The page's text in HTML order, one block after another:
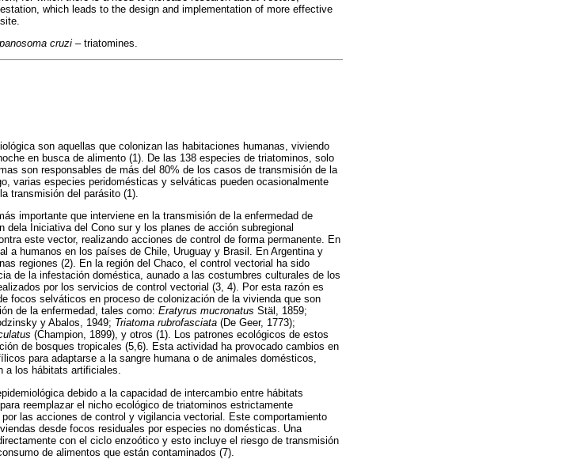
which leads to the design and implementation of more effective
cruzi – triatomines.
son aquellas que colonizan las habitaciones humanas, viviendo
en busca de alimento (1). De las 138 especies de triatominos, solo
son responsables de más del 80% de los casos de transmisión de la
varias especies peridomésticas y selváticas pueden ocasionalmente
transmisión del parásito (1).
importante que interviene en la transmisión de la enfermedad de
dela Iniciativa del Cono sur y los planes de acción subregional
este vector, realizando acciones de control de forma permanente. En
a humanos en los países de Chile, Uruguay y Brasil. En Argentina y
regiones (2). En la región del Chaco, el control vectorial ha sido
de la infestación doméstica, aunado a las costumbres culturales de los
por los servicios de control vectorial (3, 4). Por esta razón es
focos selváticos en proceso de colonización de la vivienda que son
de la enfermedad, tales como: Eratyrus mucronatus Stäl, 1859;
y Abalos, 1949; Triatoma rubrofasciata (De Geer, 1773);
(Champion, 1899), y otros (1). Los patrones ecológicos de estos
de bosques tropicales (5,6). Esta actividad ha provocado cambios en
para adaptarse a la sangre humana o de animales domésticos,
a los hábitats artificiales.
debido a la capacidad de intercambio entre hábitats
reemplazar el nicho ecológico de triatominos estrictamente
las acciones de control y vigilancia vectorial. Este comportamiento
desde focos residuales por especies no domésticas. Una
con el ciclo enzoótico y esto incluye el riesgo de transmisión
de alimentos que están contaminados (7).